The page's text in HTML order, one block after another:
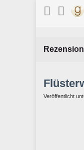
Veröffentlicht